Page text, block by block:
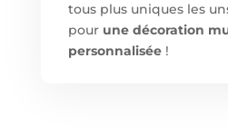
tous plus uniques les
pour une décoration
personnalisée!